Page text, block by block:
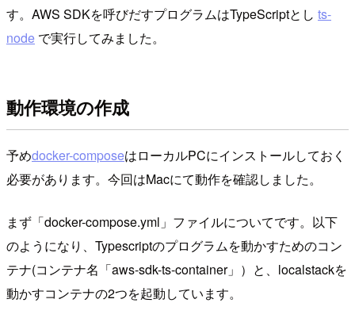
す。AWS SDKを呼びだすプログラムはTypeScriptとし ts-
node で実行してみました。
動作環境の作成
予めdocker-composeはローカルPCにインストールしておく
必要があります。今回はMacにて動作を確認しました。
まず「docker-compose.yml」ファイルについてです。以下
のようになり、Typescriptのプログラムを動かすためのコン
テナ(コンテナ名「aws-sdk-ts-container」）と、localstackを
動かすコンテナの2つを起動しています。